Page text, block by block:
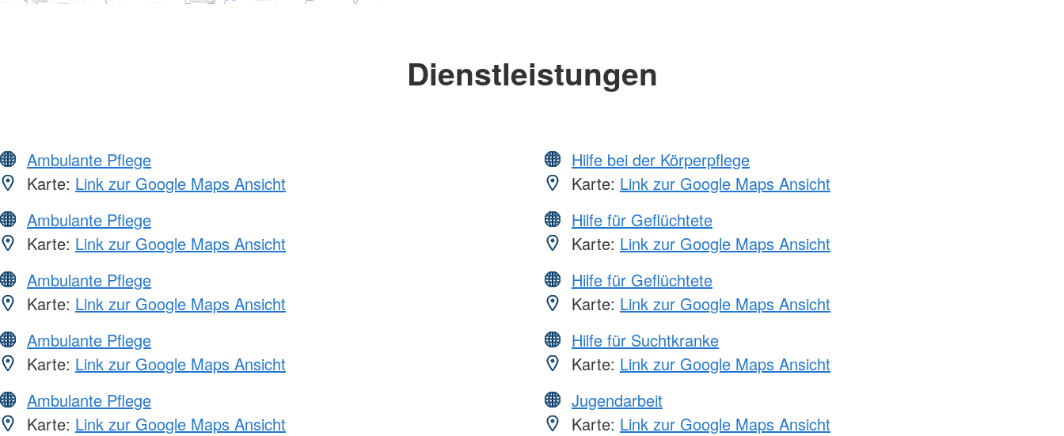
Dienstleistungen
Ambulante Pflege
Karte: Link zur Google Maps Ansicht
Ambulante Pflege
Karte: Link zur Google Maps Ansicht
Ambulante Pflege
Karte: Link zur Google Maps Ansicht
Ambulante Pflege
Karte: Link zur Google Maps Ansicht
Ambulante Pflege
Karte: Link zur Google Maps Ansicht
Hilfe bei der Körperpflege
Karte: Link zur Google Maps Ansicht
Hilfe für Geflüchtete
Karte: Link zur Google Maps Ansicht
Hilfe für Geflüchtete
Karte: Link zur Google Maps Ansicht
Hilfe für Suchtkranke
Karte: Link zur Google Maps Ansicht
Jugendarbeit
Karte: Link zur Google Maps Ansicht